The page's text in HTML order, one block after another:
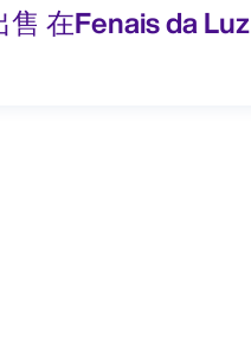
在Fenais da Luz